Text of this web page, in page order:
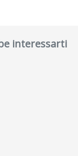
interessarti